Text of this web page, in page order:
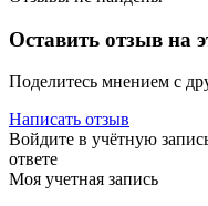
Оставить отзыв на
Поделитесь мнением с
Написать отзыв
Войдите в учётную
ответе
Моя учетная запись